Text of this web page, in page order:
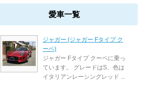
愛車一覧
ジャガー (ジャガー Fタイプ ク
ーペ)
ジャガー Fタイプ クーペに乗っ
ています。 グレードはS、色は
イタリアンレーシングレッド ...